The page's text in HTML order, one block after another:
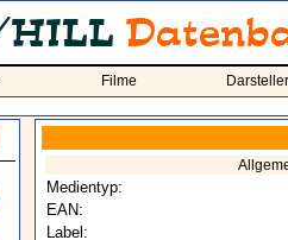
Filme Darsteller
Medientyp:
EAN:
Label: